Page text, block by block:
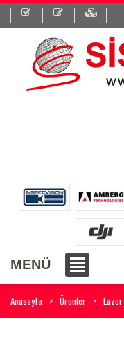
MENÜ
Anasayfa Ürünler